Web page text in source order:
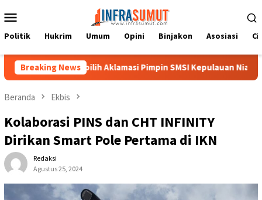
ke
Mobile
Politik Hukrim Umum Opini Binjakon Asosiasi
Breaking News
Aklamasi Pimpin SMSI Kepulauan Nias 2026-2029
Beranda Ekbis
Kolaborasi PINS dan CHT INFINITY
Dirikan Smart Pole Pertama di IKN
Redaksi
Agustus 25, 2024